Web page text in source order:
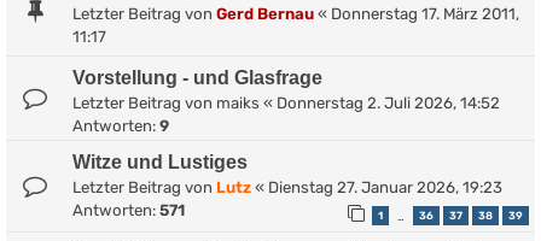
Letzter Beitrag von Gerd Bernau « Donnerstag 17. März 2011,
11:17
Vorstellung - und Glasfrage
Letzter Beitrag von maiks « Donnerstag 2. Juli 2026, 14:52
Antworten: 9
Witze und Lustiges
Letzter Beitrag von Lutz « Dienstag 27. Januar 2026, 19:23
Antworten: 571 1 36 37 38 39